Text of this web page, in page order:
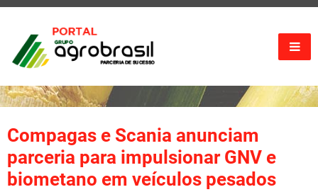
Compagas e Scania anunciam
parceria para impulsionar GNV e
biometano em veículos pesados